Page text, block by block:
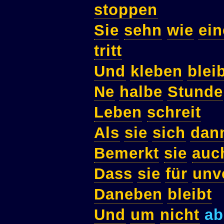
stoppen
Sie sehn wie
tritt
Und
kleben
Ne halbe Stunde
Leben schreit
Als sie sich
Bemerkt sie
Dass sie für
Daneben bleibt
Und um nicht